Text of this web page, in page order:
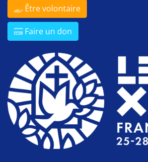
Être volontaire
Faire un don